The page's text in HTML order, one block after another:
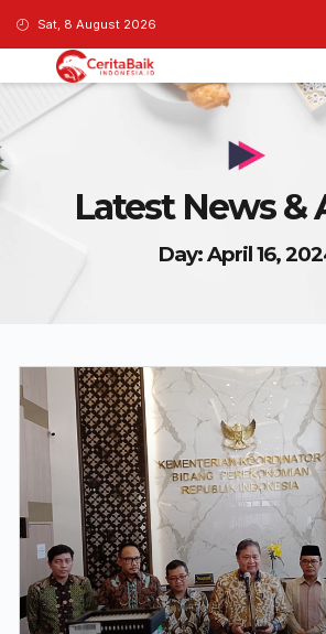
Sat, 8 August 2026
Latest News &
Day: April 16,